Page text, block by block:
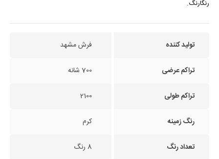
رنگارنگ.
تولید کننده فرش مشهد
تراکم عرضی 700 شانه
تراکم طولی 2100
رنگ زمینه کرم
تعداد رنگ 8 رنگ